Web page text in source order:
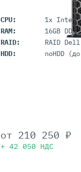
CPU:
RAM:
RAID:
RAID
HDD:
noHDD
от 210 250 ₽
+ 42 050 НДС